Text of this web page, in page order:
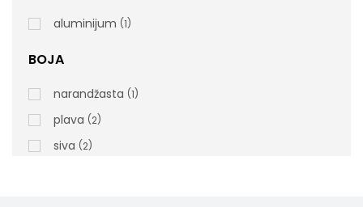
Aluminijumska Drška Sa Ergonomskim
Rukohvatom 145cm, Narandžasta
cena bez PDV-a
aluminijum 1
BOJA
narandžasta 1
plava 2
siva 2